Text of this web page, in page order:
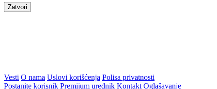
Zatvori
Vesti O nama Uslovi korišćenja Polisa privatnosti
Postanite korisnik Premijum urednik Kontakt Oglašavanje